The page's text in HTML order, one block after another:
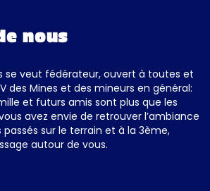
nous
se veut fédérateur, ouvert à toutes et
des Mines et des mineurs en général:
et futurs amis sont plus que les
avez envie de retrouver l’ambiance
sur le terrain et à la 3ème,
autour de vous.